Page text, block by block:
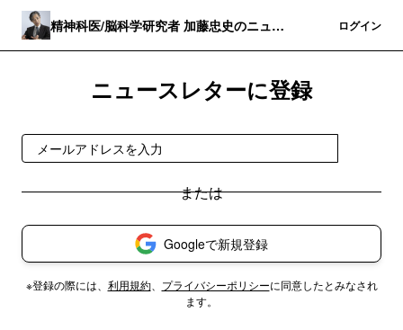
精神科医/脳科学研究者 加藤忠史のニュー
ログイン
ニュースレターに登録
Googleで新規登録
※登録の際には、 利用規約、 プライバシーポリシーに同意したとみなされ
ます。